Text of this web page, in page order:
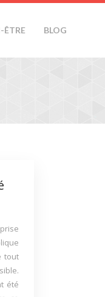
ÊTRE BLOG
tout
été